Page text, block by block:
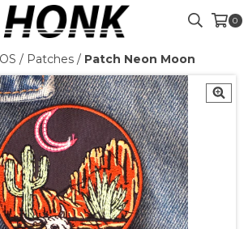
0
/ Patches / Patch Neon Moon